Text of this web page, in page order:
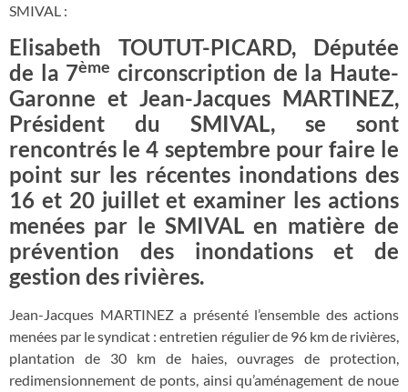
SMIVAL :
Elisabeth TOUTUT-PICARD, Députée
de la 7ème circonscription de la Haute-
Garonne et Jean-Jacques MARTINEZ,
Président du SMIVAL, se sont
rencontrés le 4 septembre pour faire le
point sur les récentes inondations des
16 et 20 juillet et examiner les actions
menées par le SMIVAL en matière de
prévention des inondations et de
gestion des rivières.
Jean-Jacques MARTINEZ a présenté l’ensemble des actions
menées par le syndicat : entretien régulier de 96 km de rivières,
plantation de 30 km de haies, ouvrages de protection,
redimensionnement de ponts, ainsi qu’aménagement de noue